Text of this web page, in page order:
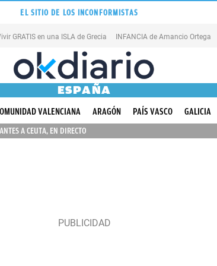
EL SITIO DE LOS INCONFORMISTAS
GRATIS en una ISLA de Grecia INFANCIA de Amancio Ortega
ESPAÑA
VALENCIANA ARAGÓN PAÍS VASCO GALICIA
A CEUTA, EN DIRECTO